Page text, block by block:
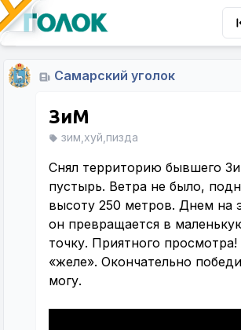
Самарский уголок
ЗиМ
зим,хуй,пизда
Снял территорию бывшего
пустырь. Ветра не было,
высоту 250 метров. Днем на
он превращается в
точку. Приятного
«желе». Окончательно
могу.